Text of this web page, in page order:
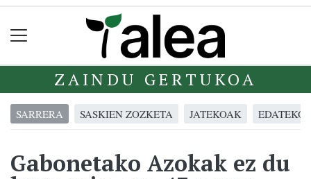
ZAINDU GERTUKOA
SARRERA SASKIEN ZOZKETA JATEKOAK
Gabonetako Azokak ez du